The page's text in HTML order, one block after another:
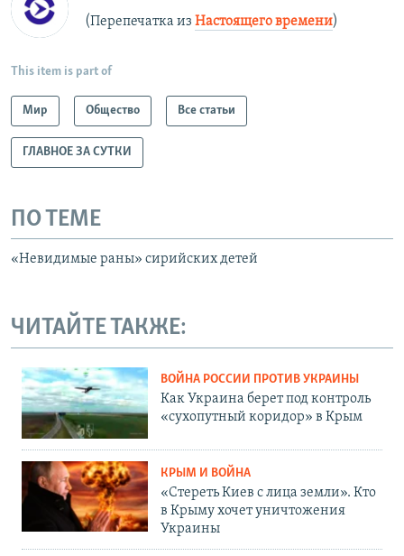
(Перепечатка из Настоящего времени)
This item is part of
Мир Общество Все статьи
ГЛАВНОЕ ЗА СУТКИ
ПО ТЕМЕ
«Невидимые раны» сирийских детей
ЧИТАЙТЕ ТАКЖЕ:
ВОЙНА РОССИИ ПРОТИВ УКРАИНЫ
Как Украина берет под контроль
«сухопутный коридор» в Крым
КРЫМ И ВОЙНА
«Стереть Киев с лица земли». Кто
в Крыму хочет уничтожения
Украины